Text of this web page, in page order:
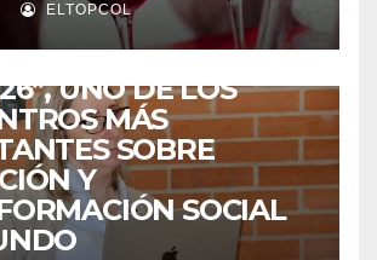
ELTOPCOL
SERÁ LA SEDE DE
DE VERANO
UNO DE LOS
MÁS
SOBRE
Y
SOCIAL